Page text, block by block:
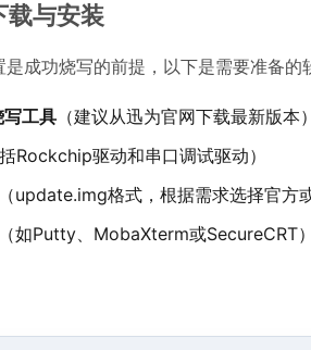
载与安装
成功烧写的前提，以下是需要准备的
工具 （建议从迅为官网下载最新版本
括Rockchip驱动和串口调试驱动）
update.img格式，根据需求选择官方
如Putty、MobaXterm或SecureCRT